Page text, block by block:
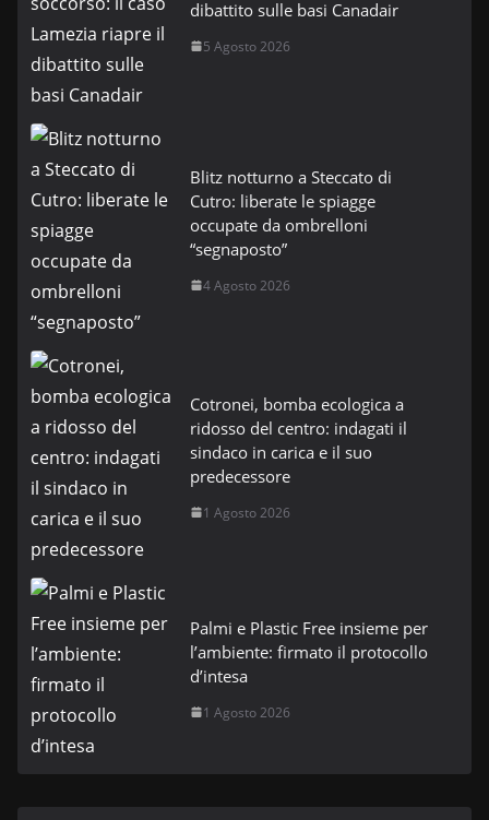
dibattito sulle basi Canadair
5 Agosto 2026
Blitz notturno a Steccato di
Cutro: liberate le spiagge
occupate da ombrelloni
“segnaposto”
4 Agosto 2026
Cotronei, bomba ecologica a
ridosso del centro: indagati il
sindaco in carica e il suo
predecessore
1 Agosto 2026
Palmi e Plastic Free insieme per
l’ambiente: firmato il protocollo
d’intesa
1 Agosto 2026